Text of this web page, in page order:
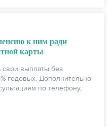
к ним ради
карты
свои выплаты без
годовых. Дополнительно
по телефону,